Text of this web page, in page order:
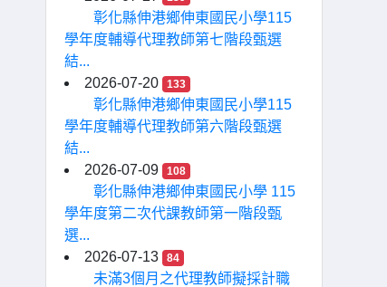
彰化縣伸港鄉伸東國民小學115
學年度輔導代理教師第七階段甄選
結...
2026-07-20
133
彰化縣伸港鄉伸東國民小學115
學年度輔導代理教師第六階段甄選
結...
2026-07-09
108
彰化縣伸港鄉伸東國民小學 115
學年度第二次代課教師第一階段甄
選...
2026-07-13
84
未滿3個月之代理教師擬採計職